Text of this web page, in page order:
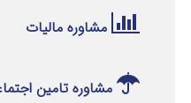
مشاوره مالیات
مشاوره تامین